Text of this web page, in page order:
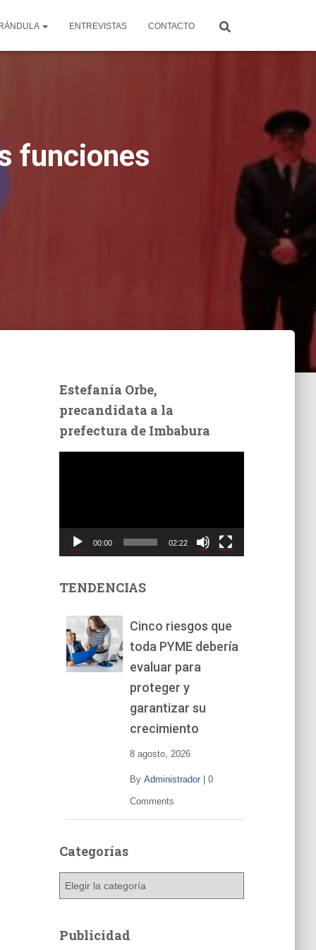
ENTREVISTAS CONTACTO
funciones
Estefanía Orbe,
precandidata a la
prefectura de Imbabura
t
00:00 02:22
TENDENCIAS
Cinco riesgos que
toda PYME debería
evaluar para
proteger y
garantizar su
crecimiento
8 agosto, 2026
By Administrador| 0
Comments
Categorías
g
Publicidad